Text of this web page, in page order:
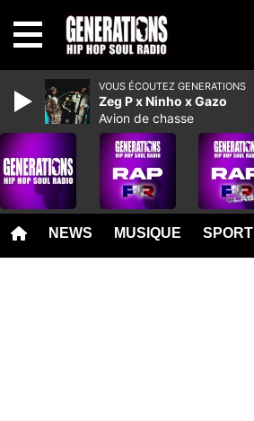
NEWS MUSIQUE SPORT
VOUS ÉCOUTEZ GENERATIONS
Zeg P x Ninho x Gazo
Avion de chasse